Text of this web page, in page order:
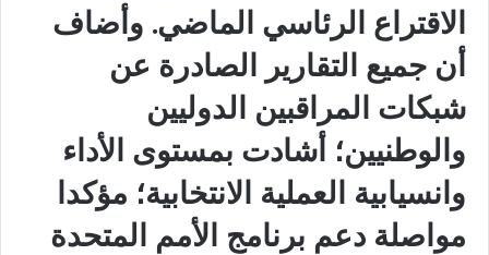
الاقتراع الرئاسي الماضي. وأضاف
أن جميع التقارير الصادرة عن
شبكات المراقبين الدوليين
والوطنيين؛ أشادت بمستوى الأداء
وانسيابية العملية الانتخابية؛ مؤكدا
مواصلة دعم برنامج الأمم المتحدة